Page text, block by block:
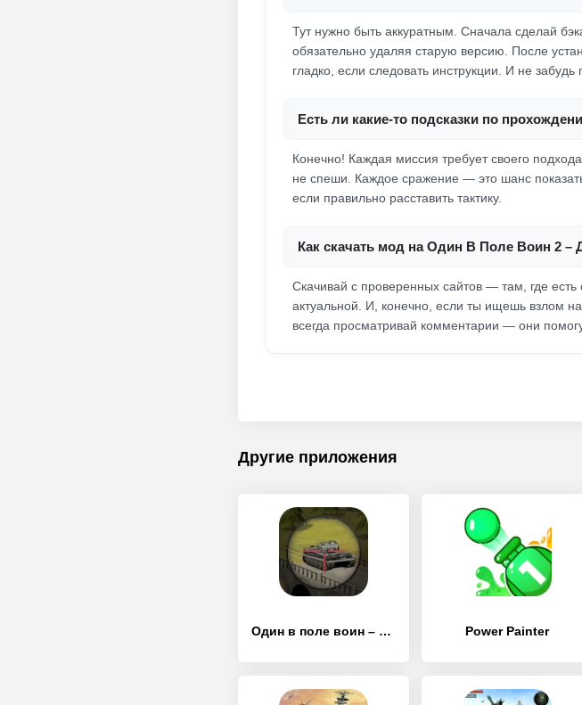
Тут нужно быть аккуратным. Сначала сделай
обязательно удаляя старую версию. После
гладко, если следовать инструкции. И не
Есть ли какие-то подсказки по
Конечно! Каждая миссия требует своего
не спеши. Каждое сражение — это шанс
если правильно расставить тактику.
Как скачать мод на Один В Поле Воин 2 –
Скачивай с проверенных сайтов — там, где
актуальной. И, конечно, если ты ищешь взлом
всегда просматривай комментарии — они
Другие приложения
Один в поле воин – Артиллерист арена снайпер Power Painter